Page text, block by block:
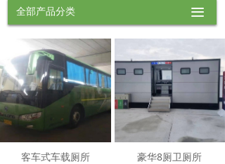
客车式车载厕所 豪华8厕卫厕所
끀
全部产品分类